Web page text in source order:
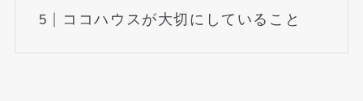
ココハウスが大切にしていること